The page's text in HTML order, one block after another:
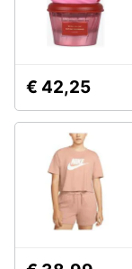
€ 42,25